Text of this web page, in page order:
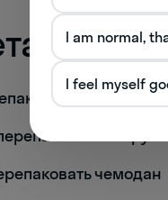
товары
груз
чемодан
I am normal,
I feel myself